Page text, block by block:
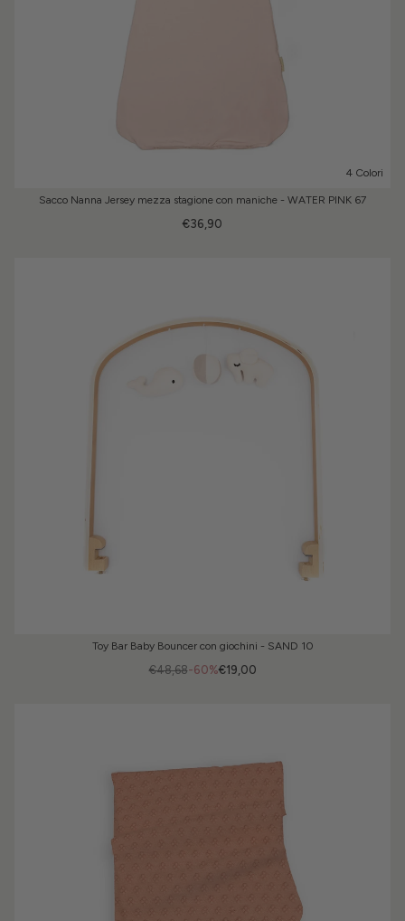
4 Colori
Sacco Nanna Jersey mezza stagione con maniche - WATER PINK 67
€36,90
Toy Bar Baby Bouncer con giochini - SAND 10
-60%
€48,68 €19,00